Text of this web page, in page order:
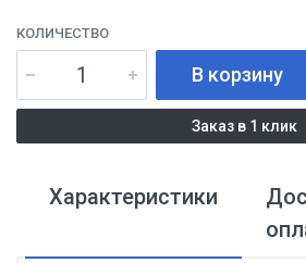
КОЛИЧЕСТВО
В корзину
Заказ в 1 клик
Характеристики